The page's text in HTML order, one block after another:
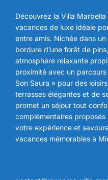
Découvrez la Villa
vacances de luxe idéale
entre amis. Nichée dans
bordure d’une forêt de
atmosphère relaxante
proximité avec un
Son Saura » pour des
terrasses élégantes et de
promet un séjour tout
complémentaires
votre expérience et
vacances mémorables à